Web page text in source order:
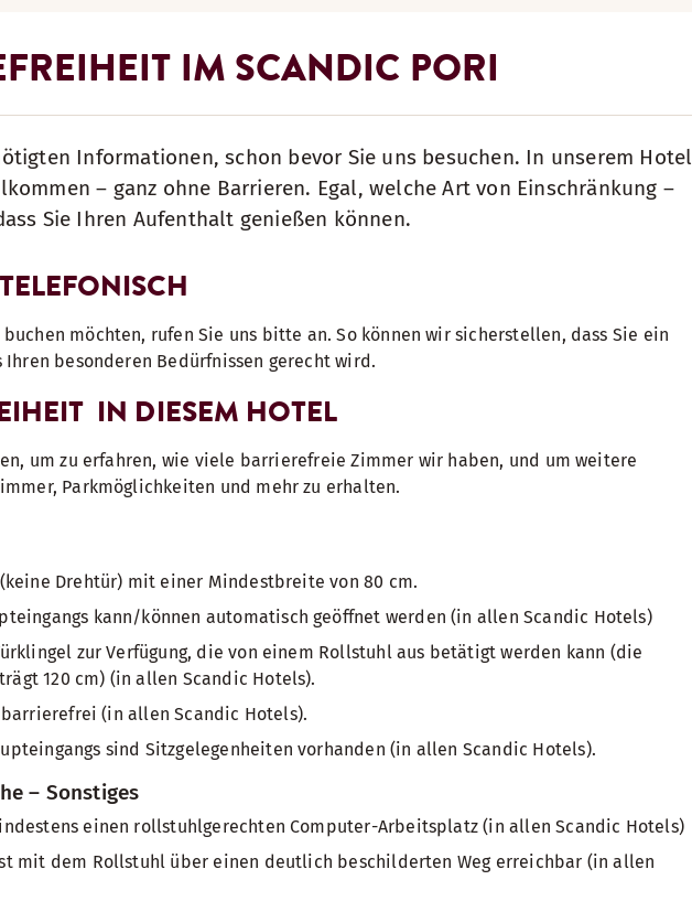
IM SCANDIC PORI
Informationen, schon bevor Sie uns besuchen. In unserem Hotel
– ganz ohne Barrieren. Egal, welche Art von Einschränkung –
Sie Ihren Aufenthalt genießen können.
möchten, rufen Sie uns bitte an. So können wir sicherstellen, dass Sie ein
besonderen Bedürfnissen gerecht wird.
IN DIESEM HOTEL
um zu erfahren, wie viele barrierefreie Zimmer wir haben, und um weitere
Parkmöglichkeiten und mehr zu erhalten.
Drehtür) mit einer Mindestbreite von 80 cm.
kann/können automatisch geöffnet werden (in allen Scandic Hotels)
zur Verfügung, die von einem Rollstuhl aus betätigt werden kann (die
120 cm) (in allen Scandic Hotels).
(in allen Scandic Hotels).
sind Sitzgelegenheiten vorhanden (in allen Scandic Hotels).
– Sonstiges
einen rollstuhlgerechten Computer-Arbeitsplatz (in allen Scandic Hotels)
mit dem Rollstuhl über einen deutlich beschilderten Weg erreichbar (in allen